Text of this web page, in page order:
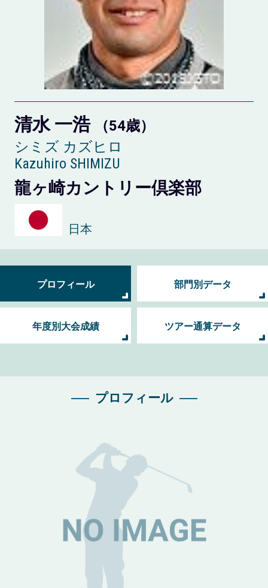
清水 一浩
（54歳）
シミズ カズヒロ
Kazuhiro SHIMIZU
龍ヶ崎カントリー倶楽部
日本
プロフィール 部門別データ
年度別大会成績 ツアー通算データ
プロフィール